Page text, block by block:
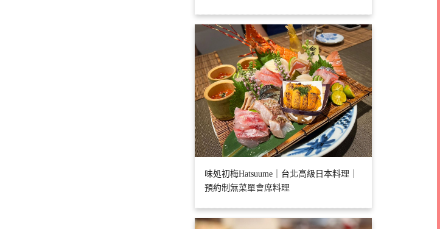
味処初梅Hatsuume｜台北高級日本料理｜
預約制無菜單會席料理